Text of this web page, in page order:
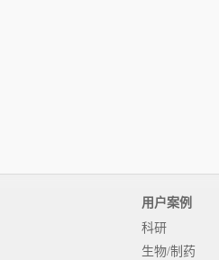
用户案例
科研
生物/制药